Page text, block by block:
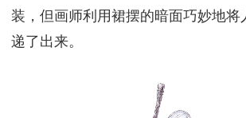
装，但画师利用裙摆的暗面巧妙地将
递了出来。